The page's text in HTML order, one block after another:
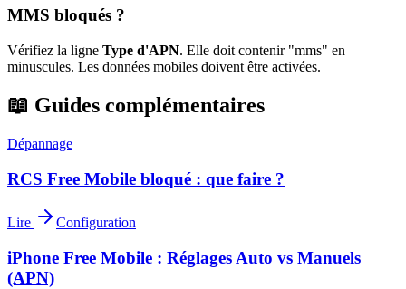
MMS bloqués ?
Vérifiez la ligne Type d'APN. Elle doit contenir "mms" en
minuscules. Les données mobiles doivent être activées.
📖 Guides complémentaires
Dépannage
RCS Free Mobile bloqué : que faire ?
Lire Configuration
iPhone Free Mobile : Réglages Auto vs Manuels
(APN)